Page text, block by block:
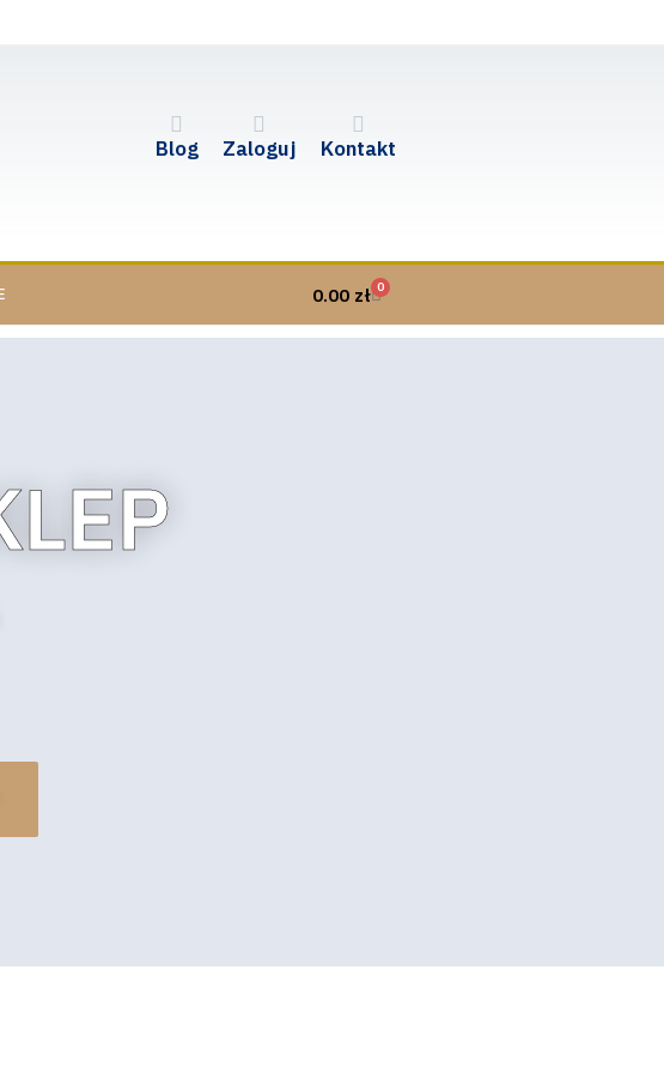
Blog Zaloguj Kontakt
0.00 zł 0